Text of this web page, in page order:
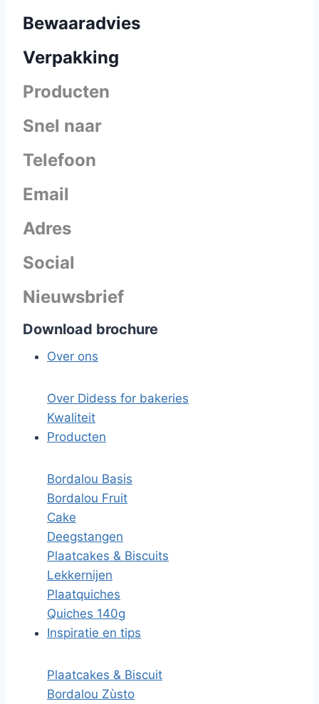
Bewaaradvies
Verpakking
Producten
Snel naar
Telefoon
Email
Adres
Social
Nieuwsbrief
Download brochure
Over ons
Over Didess for bakeries
Kwaliteit
Producten
Bordalou Basis
Bordalou Fruit
Cake
Deegstangen
Plaatcakes & Biscuits
Lekkernijen
Plaatquiches
Quiches 140g
Inspiratie en tips
Plaatcakes & Biscuit
Bordalou Zùsto